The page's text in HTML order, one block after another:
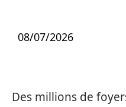
08/07/2026
Des millions de